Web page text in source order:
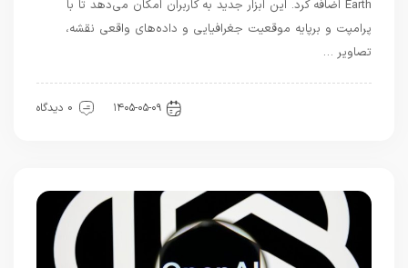
Earth اضافه کرد. این ابزار جدید به کاربران امکان می‌دهد تا با
پرامپت و برپایه موقعیت جغرافیایی و داده‌های واقعی نقشه،
تصاویر …
۱۴۰۵-۰۵-۰۹ 0 دیدگاه